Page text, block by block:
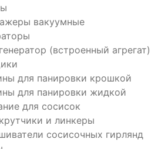
вакуумные
(встроенный агрегат)
для панировки крошкой
для панировки жидкой
для сосисок
и линкеры
сосисочных гирлянд